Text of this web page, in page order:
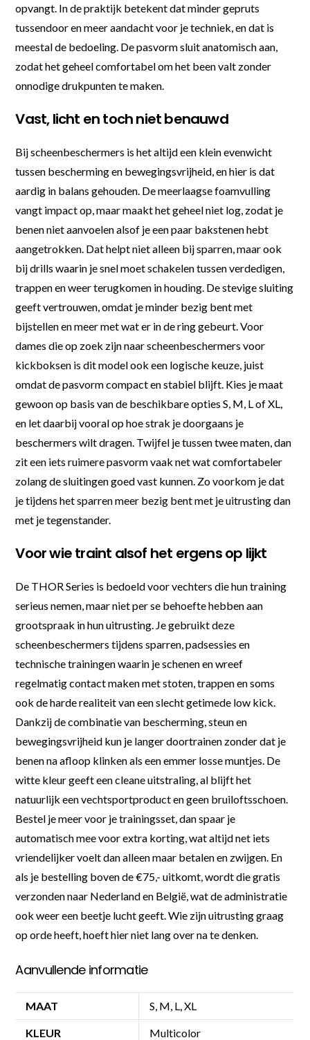
opvangt. In de praktijk betekent dat minder gepruts
tussendoor en meer aandacht voor je techniek, en dat is
meestal de bedoeling. De pasvorm sluit anatomisch aan,
zodat het geheel comfortabel om het been valt zonder
onnodige drukpunten te maken.
Vast, licht en toch niet benauwd
Bij scheenbeschermers is het altijd een klein evenwicht
tussen bescherming en bewegingsvrijheid, en hier is dat
aardig in balans gehouden. De meerlaagse foamvulling
vangt impact op, maar maakt het geheel niet log, zodat je
benen niet aanvoelen alsof je een paar bakstenen hebt
aangetrokken. Dat helpt niet alleen bij sparren, maar ook
bij drills waarin je snel moet schakelen tussen verdedigen,
trappen en weer terugkomen in houding. De stevige sluiting
geeft vertrouwen, omdat je minder bezig bent met
bijstellen en meer met wat er in de ring gebeurt. Voor
dames die op zoek zijn naar scheenbeschermers voor
kickboksen is dit model ook een logische keuze, juist
omdat de pasvorm compact en stabiel blijft. Kies je maat
gewoon op basis van de beschikbare opties S, M, L of XL,
en let daarbij vooral op hoe strak je doorgaans je
beschermers wilt dragen. Twijfel je tussen twee maten, dan
zit een iets ruimere pasvorm vaak net wat comfortabeler
zolang de sluitingen goed vast kunnen. Zo voorkom je dat
je tijdens het sparren meer bezig bent met je uitrusting dan
met je tegenstander.
Voor wie traint alsof het ergens op lijkt
De THOR Series is bedoeld voor vechters die hun training
serieus nemen, maar niet per se behoefte hebben aan
grootspraak in hun uitrusting. Je gebruikt deze
scheenbeschermers tijdens sparren, padsessies en
technische trainingen waarin je schenen en wreef
regelmatig contact maken met stoten, trappen en soms
ook de harde realiteit van een slecht getimede low kick.
Dankzij de combinatie van bescherming, steun en
bewegingsvrijheid kun je langer doortrainen zonder dat je
benen na afloop klinken als een emmer losse muntjes. De
witte kleur geeft een cleane uitstraling, al blijft het
natuurlijk een vechtsportproduct en geen bruiloftsschoen.
Bestel je meer voor je trainingsset, dan spaar je
automatisch mee voor extra korting, wat altijd net iets
vriendelijker voelt dan alleen maar betalen en zwijgen. En
als je bestelling boven de €75,- uitkomt, wordt die gratis
verzonden naar Nederland en België, wat de administratie
ook weer een beetje lucht geeft. Wie zijn uitrusting graag
op orde heeft, hoeft hier niet lang over na te denken.
Aanvullende informatie
MAAT S, M, L, XL
KLEUR Multicolor